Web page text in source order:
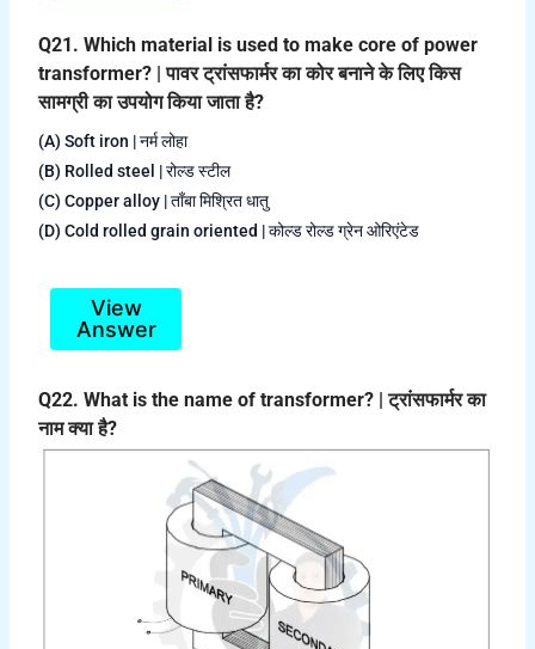
Q21. Which material is used to make core of power
transformer? | पावर ट्रांसफार्मर का कोर बनाने के लिए किस
सामग्री का उपयोग किया जाता है?
(A) Soft iron | नर्म लोहा
(B) Rolled steel | रोल्ड स्टील
(C) Copper alloy | ताँबा मिश्रित धातु
(D) Cold rolled grain oriented | कोल्ड रोल्ड ग्रेन ओरिएंटेड
View
Answer
Q22. What is the name of transformer? | ट्रांसफार्मर का
नाम क्या है?